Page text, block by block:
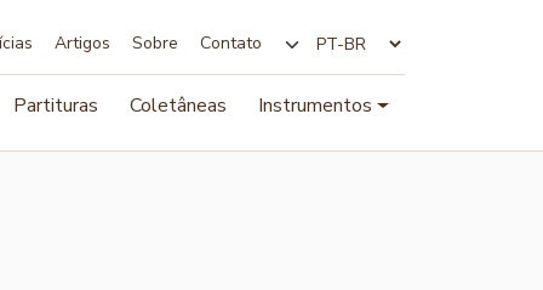
Artigos Sobre Contato
Partituras Coletâneas Instrumentos